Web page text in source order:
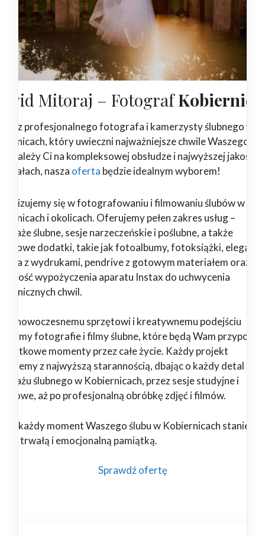
Mitoraj – FotografKobiernice
profesjonalnego fotografa i kamerzysty ślubnego w
który uwieczni najważniejsze chwile Waszego
zależy Ci na kompleksowej obsłudze i najwyższej jakości
nasza oferta będzie idealnym wyborem!
się w fotografowaniu i filmowaniu ślubów w
i okolicach. Oferujemy pełen zakres usług –
ślubne, sesje narzeczeńskie i poślubne, a także
dodatki, takie jak fotoalbumy, fotoksiążki,
z wydrukami, pendrive z gotowym materiałem oraz
wypożyczenia aparatu Instax do uchwycenia
chwil.
nowoczesnemu sprzętowi i kreatywnemu podejściu
fotografie i filmy ślubne, które będą Wam
momenty przez całe życie. Każdy projekt
z najwyższą starannością, dbając o każdy detal – od
ślubnego w Kobiernicach, przez sesje studyjne i
aż po profesjonalną obróbkę zdjęć i filmów.
każdy moment Waszego ślubu w Kobiernicach stanie się
trwałą i emocjonalną pamiątką.
Sprawdź ofertę